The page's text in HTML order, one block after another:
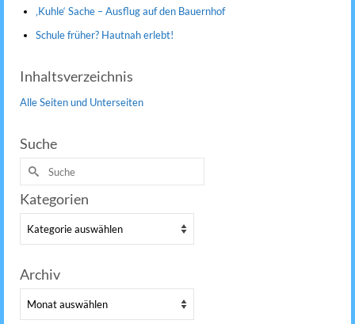
‚Kuhle‘ Sache – Ausflug auf den Bauernhof
Schule früher? Hautnah erlebt!
Inhaltsverzeichnis
Alle Seiten und Unterseiten
Suche
Suche
nach:
Kategorien
Kategorien
Archiv
Archiv